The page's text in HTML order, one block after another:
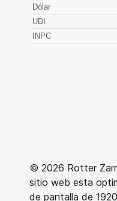
© 2026 Rotter
sitio web esta
de pantalla de